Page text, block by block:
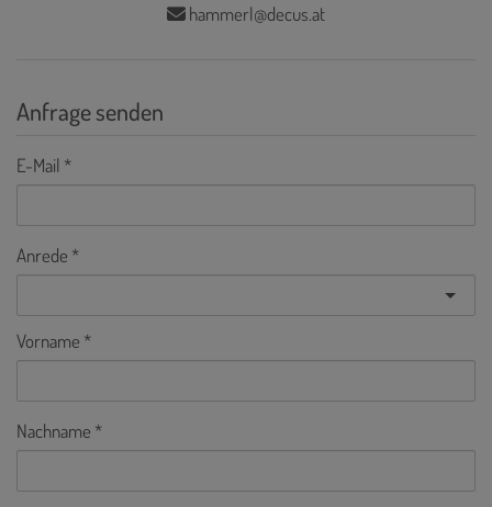
hammerl@decus.at
Anfrage senden
E-Mail
Anrede
Vorname
Nachname